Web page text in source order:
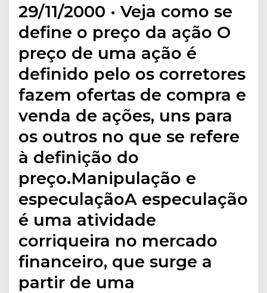
29/11/2000 · Veja como se
define o preço da ação O
preço de uma ação é
definido pelo os corretores
fazem ofertas de compra e
venda de ações, uns para
os outros no que se refere
à definição do
preço.Manipulação e
especulaçãoA especulação
é uma atividade
corriqueira no mercado
financeiro, que surge a
partir de uma